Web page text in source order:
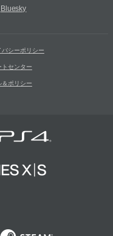
Bluesky
バシーポリシー
トセンター
＆ポリシー